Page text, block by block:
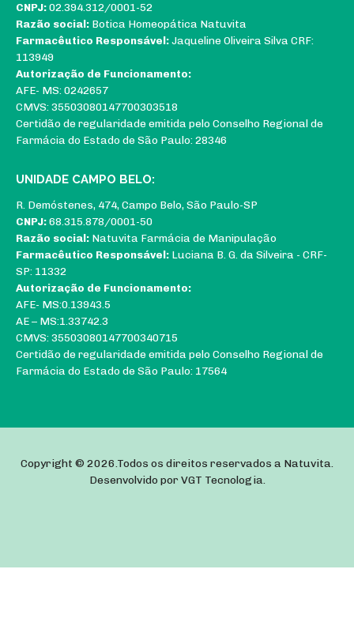
CNPJ:02.394.312/0001-52
Razão social: Botica Homeopática Natuvita
Farmacêutico Responsável:Jaqueline Oliveira Silva CRF:
113949
Autorização de Funcionamento:
AFE- MS: 0242657
CMVS: 35503080147700303518
Certidão de regularidade emitida pelo Conselho Regional de
Farmácia do Estado de São Paulo: 28346
UNIDADE CAMPO BELO:
R. Demóstenes, 474, Campo Belo, São Paulo-SP
CNPJ:68.315.878/0001-50
Razão social: Natuvita Farmácia de Manipulação
Farmacêutico Responsável: Luciana B. G. da Silveira - CRF-
SP: 11332
Autorização de Funcionamento:
AFE- MS:0.13943.5
AE – MS:1.33742.3
CMVS: 35503080147700340715
Certidão de regularidade emitida pelo Conselho Regional de
Farmácia do Estado de São Paulo: 17564
Copyright © 2026.Todos os direitos reservados a Natuvita.
Desenvolvido por VGT Tecnologia.